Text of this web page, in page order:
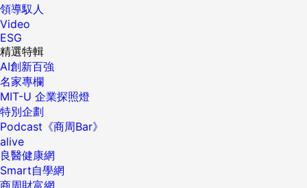
領導馭人
Video
ESG
精選特輯
AI創新百強
名家專欄
MIT-U 企業探照燈
特別企劃
Podcast《商周Bar》
alive
良醫健康網
Smart自學網
商周財富網